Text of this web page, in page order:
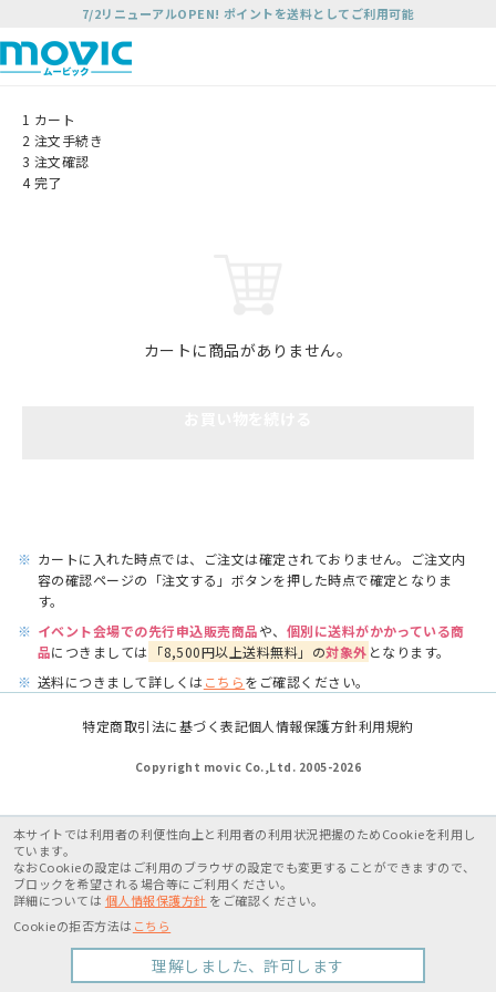
7/2リニューアルOPEN! ポイントを送料としてご利用可能
1 カート
2 注文手続き
3 注文確認
4 完了
カートに商品がありません。
※ カートに入れた時点では、ご注文は確定されておりません。ご注文内
容の確認ページの「注文する」ボタンを押した時点で確定となりま
す。
※ イベント会場での先行申込販売商品や、 個別に送料がかかっている商
品につきましては 「8,500円以上送料無料」の対象外 となります。
※ 送料につきまして詳しくはこちらをご確認ください。
特定商取引法に基づく表記個人情報保護方針利用規約
Copyright movic Co.,Ltd. 2005-2026
本サイトでは利用者の利便性向上と利用者の利用状況把握のためCookieを利用し
ています。
なおCookieの設定はご利用のブラウザの設定でも変更することができますので、
ブロックを希望される場合等にご利用ください。
詳細については 個人情報保護方針 をご確認ください。
Cookieの拒否方法は こちら
理解しました、許可します